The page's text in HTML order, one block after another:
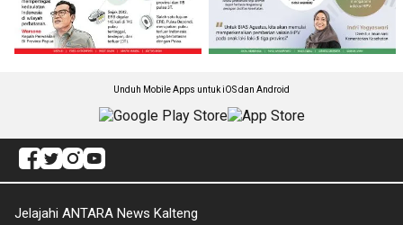
Unduh Mobile Apps untuk iOS dan Android
Jelajahi ANTARA News Kalteng